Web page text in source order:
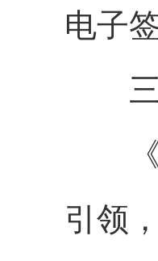
电子
三
《
引领